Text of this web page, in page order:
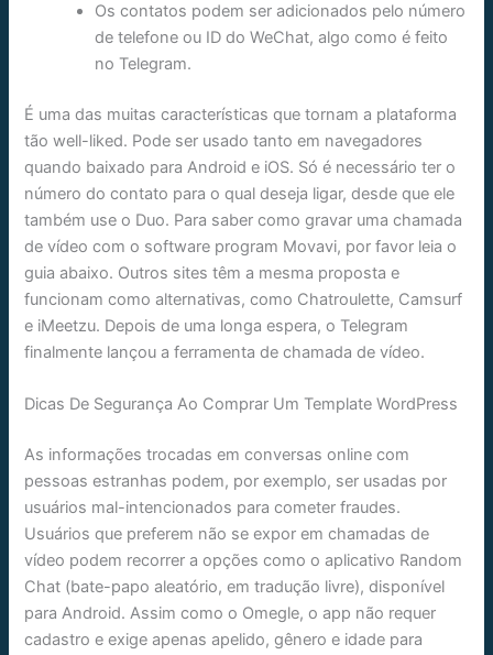
Os contatos podem ser adicionados pelo número
de telefone ou ID do WeChat, algo como é feito
no Telegram.
É uma das muitas características que tornam a plataforma
tão well-liked. Pode ser usado tanto em navegadores
quando baixado para Android e iOS. Só é necessário ter o
número do contato para o qual deseja ligar, desde que ele
também use o Duo. Para saber como gravar uma chamada
de vídeo com o software program Movavi, por favor leia o
guia abaixo. Outros sites têm a mesma proposta e
funcionam como alternativas, como Chatroulette, Camsurf
e iMeetzu. Depois de uma longa espera, o Telegram
finalmente lançou a ferramenta de chamada de vídeo.
Dicas De Segurança Ao Comprar Um Template WordPress
As informações trocadas em conversas online com
pessoas estranhas podem, por exemplo, ser usadas por
usuários mal-intencionados para cometer fraudes.
Usuários que preferem não se expor em chamadas de
vídeo podem recorrer a opções como o aplicativo Random
Chat (bate-papo aleatório, em tradução livre), disponível
para Android. Assim como o Omegle, o app não requer
cadastro e exige apenas apelido, gênero e idade para